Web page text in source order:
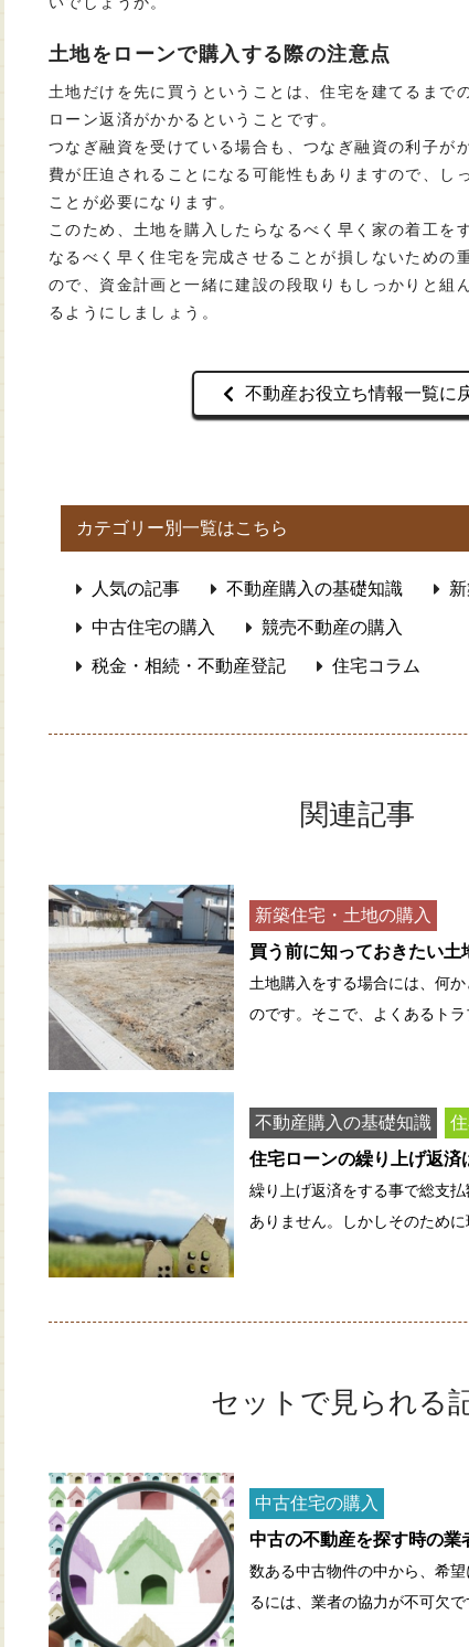
土地をローンで購入する際の注意点
土地だけを先に買うということは、住宅を建てるまで
ローン返済がかかるということです。
つなぎ融資を受けている場合も、つなぎ融資の利子が
費が圧迫されることになる可能性もありますので、し
ことが必要になります。
このため、土地を購入したらなるべく早く家の着工を
なるべく早く住宅を完成させることが損しないための
ので、資金計画と一緒に建設の段取りもしっかりと組
るようにしましょう。
不動産お役立ち情報一覧に
カテゴリー別一覧はこちら
人気の記事 不動産購入の基礎知識
中古住宅の購入 競売不動産の購入
税金・相続・不動産登記 住宅コラム
関連記事
新築住宅・土地の購入
買う前に知っておきたい土
土地購入をする場合には、何
のです。そこで、よくあるト
不動産購入の基礎知識
住宅ローンの繰り上げ返済
繰り上げ返済をする事で総支
ありません。しかしそのため
セットで見られる
中古住宅の購入
中古の不動産を探す時の業
数ある中古物件の中から、希
るには、業者の協力が不可欠